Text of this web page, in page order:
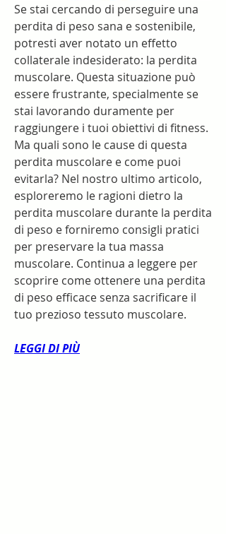
Se stai cercando di perseguire una
perdita di peso sana e sostenibile,
potresti aver notato un effetto
collaterale indesiderato: la perdita
muscolare. Questa situazione può
essere frustrante, specialmente se
stai lavorando duramente per
raggiungere i tuoi obiettivi di fitness.
Ma quali sono le cause di questa
perdita muscolare e come puoi
evitarla? Nel nostro ultimo articolo,
esploreremo le ragioni dietro la
perdita muscolare durante la perdita
di peso e forniremo consigli pratici
per preservare la tua massa
muscolare. Continua a leggere per
scoprire come ottenere una perdita
di peso efficace senza sacrificare il
tuo prezioso tessuto muscolare.
LEGGI DI PIÙ